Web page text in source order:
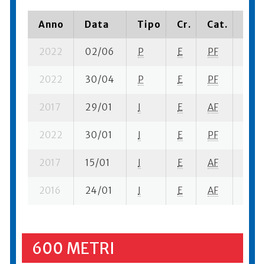
Anno Data Tipo Cr. Cat.
2022 02/06 P E PF
2022 30/04 P E PF
2017 29/01 I E AF
2022 30/01 I E PF
2017 15/01 I E AF
2016 24/01 I E AF
600 METRI